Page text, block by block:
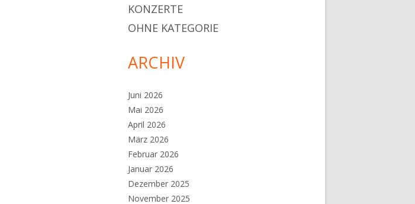
KONZERTE
OHNE KATEGORIE
ARCHIV
Juni 2026
Mai 2026
April 2026
März 2026
Februar 2026
Januar 2026
Dezember 2025
November 2025